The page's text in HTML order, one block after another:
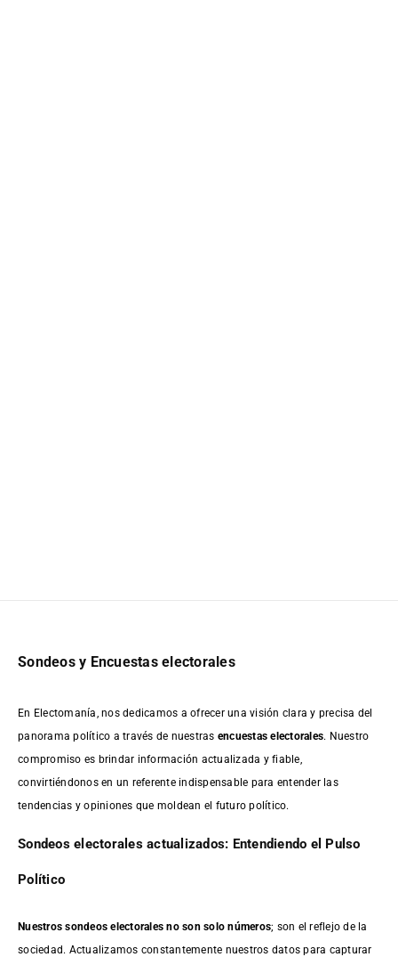
Sondeos y Encuestas electorales
En Electomanía, nos dedicamos a ofrecer una visión clara y precisa del
panorama político a través de nuestras encuestas electorales. Nuestro
compromiso es brindar información actualizada y fiable,
convirtiéndonos en un referente indispensable para entender las
tendencias y opiniones que moldean el futuro político.
Sondeos electorales actualizados: Entendiendo el Pulso
Político
Nuestros sondeos electorales no son solo números; son el reflejo de la
sociedad. Actualizamos constantemente nuestros datos para capturar